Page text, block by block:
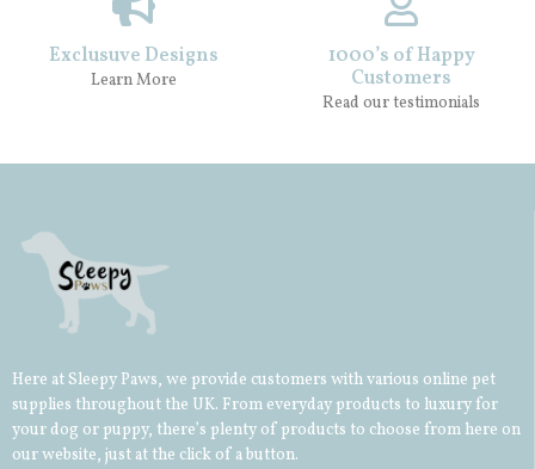
Exclusuve Designs
Learn More
1000’s of Happy
Customers
Read our testimonials
Here at Sleepy Paws, we provide customers with various online pet
supplies throughout the UK. From everyday products to luxury for
your dog or puppy, there’s plenty of products to choose from here on
our website, just at the click of a button.